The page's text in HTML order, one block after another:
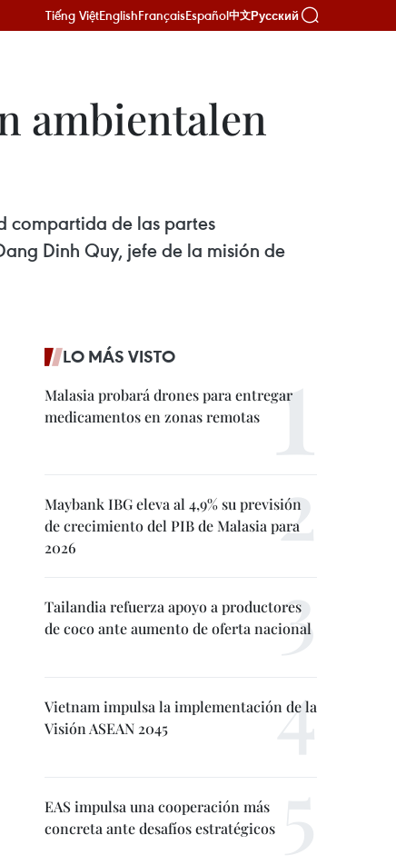
Tiếng ViệtEnglishFrançaisEspañol中文Русский
ambientalen
compartida de las partes
Dinh Quy, jefe de la misión de
LO MÁS VISTO
Malasia probará drones para entregar
medicamentos en zonas remotas
Maybank IBG eleva al 4,9% su previsión
de crecimiento del PIB de Malasia para
2026
Tailandia refuerza apoyo a productores
de coco ante aumento de oferta nacional
Vietnam impulsa la implementación de la
Visión ASEAN 2045
EAS impulsa una cooperación más
concreta ante desafíos estratégicos